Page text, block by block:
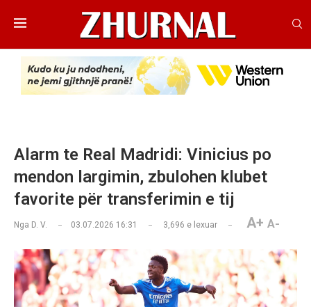
Alarm te Real Madridi: Vinicius po
mendon largimin, zbulohen klubet
favorite për transferimin e tij
Nga D. V. 03.07.2026 16:31 3,696 e lexuar A+ A-